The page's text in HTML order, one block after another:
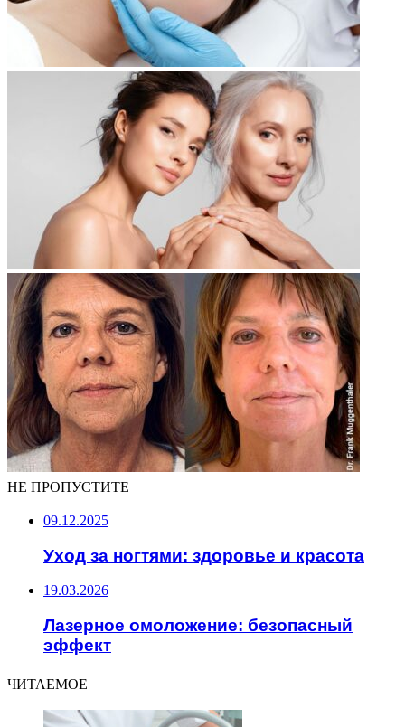
НЕ ПРОПУСТИТЕ
09.12.2025
Уход за ногтями: здоровье и красота
19.03.2026
Лазерное омоложение: безопасный
эффект
ЧИТАЕМОЕ